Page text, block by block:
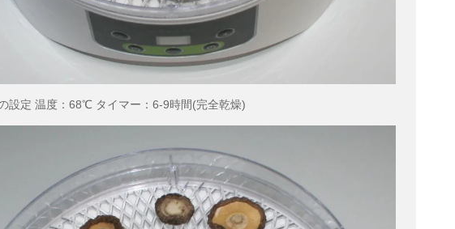
設定 温度：68℃ タイマー：6-9時間(完全乾燥)